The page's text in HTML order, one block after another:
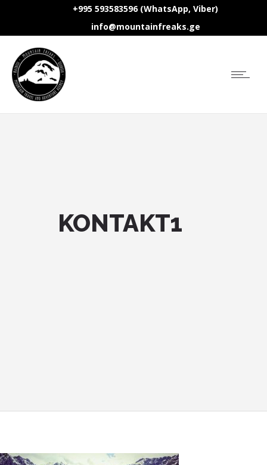
+995 593583596 (WhatsApp, Viber)
info@mountainfreaks.ge
KONTAKT1